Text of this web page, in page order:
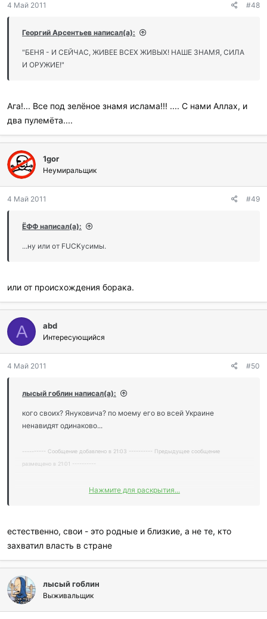
4 Май 2011 #48
Георгий Арсентьев написал(а):
"БЕНЯ - И СЕЙЧАС, ЖИВЕЕ ВСЕХ ЖИВЫХ! НАШЕ ЗНАМЯ, СИЛА
И ОРУЖИЕ!"
Ага!... Все под зелёное знамя ислама!!! .... С нами Аллах, и
два пулемёта....
1gor
Неумиральщик
4 Май 2011 #49
ЁФФ написал(а):
...ну или от FUCKусимы.
или от происхождения борака.
A abd
Интересующийся
4 Май 2011 #50
лысый гоблин написал(а):
кого своих? Януковича? по моему его во всей Украине
ненавидят одинаково...
---------- Сообщение добавлено в 21:03 ---------- Предыдущее сообщение
размещено в 21:01 ----------
Нажмите для раскрытия...
естественно, свои - это родные и близкие, а не те, кто
захватил власть в стране
лысый гоблин
Выживальщик